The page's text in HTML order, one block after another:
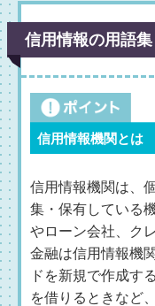
信用情報の用語集
信用情報機関とは
信用情報機関は、
集・保有している
やローン会社、ク
金融は信用情報機
ドを新規で作成す
を借りるときなど